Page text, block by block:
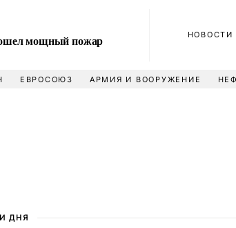
мощный пожар НОВОСТИ
ЕВРОСОЮЗ АРМИЯ И ВООРУЖЕНИЕ
ДНЯ